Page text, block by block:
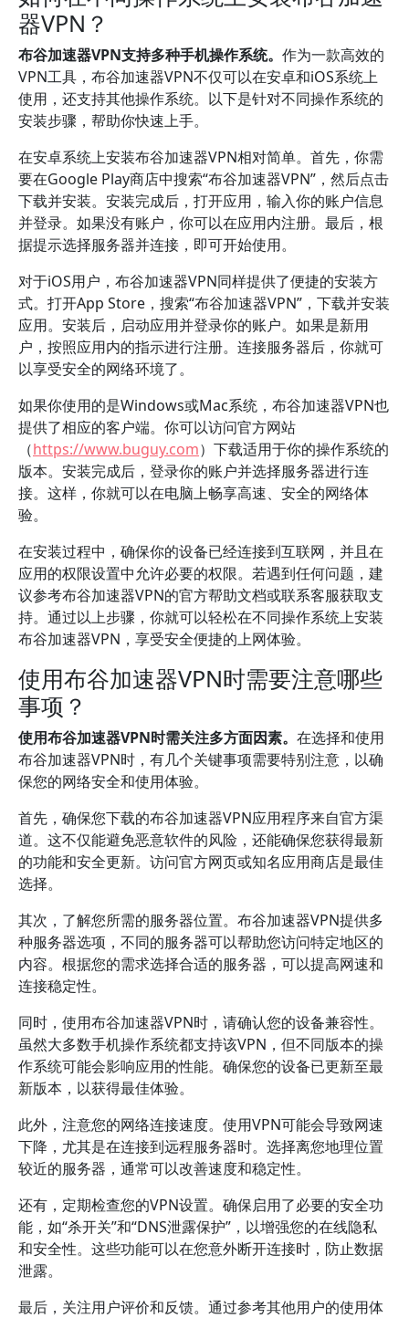
器VPN？
布谷加速器VPN支持多种手机操作系统。 作为一款高效的
VPN工具，布谷加速器VPN不仅可以在安卓和iOS系统上
使用，还支持其他操作系统。以下是针对不同操作系统的
安装步骤，帮助你快速上手。
在安卓系统上安装布谷加速器VPN相对简单。首先，你需
要在Google Play商店中搜索“布谷加速器VPN”，然后点击
下载并安装。安装完成后，打开应用，输入你的账户信息
并登录。如果没有账户，你可以在应用内注册。最后，根
据提示选择服务器并连接，即可开始使用。
对于iOS用户，布谷加速器VPN同样提供了便捷的安装方
式。打开App Store，搜索“布谷加速器VPN”，下载并安装
应用。安装后，启动应用并登录你的账户。如果是新用
户，按照应用内的指示进行注册。连接服务器后，你就可
以享受安全的网络环境了。
如果你使用的是Windows或Mac系统，布谷加速器VPN也
提供了相应的客户端。你可以访问官方网站
（https://www.buguy.com）下载适用于你的操作系统的
版本。安装完成后，登录你的账户并选择服务器进行连
接。这样，你就可以在电脑上畅享高速、安全的网络体
验。
在安装过程中，确保你的设备已经连接到互联网，并且在
应用的权限设置中允许必要的权限。若遇到任何问题，建
议参考布谷加速器VPN的官方帮助文档或联系客服获取支
持。通过以上步骤，你就可以轻松在不同操作系统上安装
布谷加速器VPN，享受安全便捷的上网体验。
使用布谷加速器VPN时需要注意哪些
事项？
使用布谷加速器VPN时需关注多方面因素。 在选择和使用
布谷加速器VPN时，有几个关键事项需要特别注意，以确
保您的网络安全和使用体验。
首先，确保您下载的布谷加速器VPN应用程序来自官方渠
道。这不仅能避免恶意软件的风险，还能确保您获得最新
的功能和安全更新。访问官方网页或知名应用商店是最佳
选择。
其次，了解您所需的服务器位置。布谷加速器VPN提供多
种服务器选项，不同的服务器可以帮助您访问特定地区的
内容。根据您的需求选择合适的服务器，可以提高网速和
连接稳定性。
同时，使用布谷加速器VPN时，请确认您的设备兼容性。
虽然大多数手机操作系统都支持该VPN，但不同版本的操
作系统可能会影响应用的性能。确保您的设备已更新至最
新版本，以获得最佳体验。
此外，注意您的网络连接速度。使用VPN可能会导致网速
下降，尤其是在连接到远程服务器时。选择离您地理位置
较近的服务器，通常可以改善速度和稳定性。
还有，定期检查您的VPN设置。确保启用了必要的安全功
能，如“杀开关”和“DNS泄露保护”，以增强您的在线隐私
和安全性。这些功能可以在您意外断开连接时，防止数据
泄露。
最后，关注用户评价和反馈。通过参考其他用户的使用体